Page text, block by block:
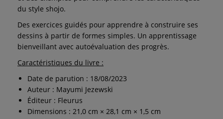
du style shojo.
Des exercices guidés pour apprendre à construire ses
dessins à partir de formes simples. Un apprentissage
bienveillant avec autoévaluation des progrès.
Caractéristiques du livre :
Date de parution : 18/08/2023
Auteur : Mayumi Jezewski
Éditeur : Fleurus
Dimensions : 21,0 cm × 28,1 cm × 1,5 cm